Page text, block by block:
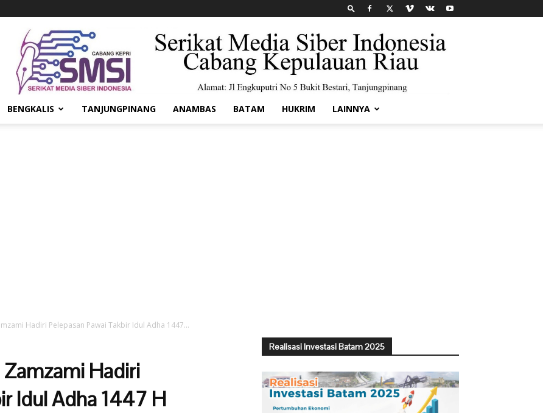
BENGKALIS TANJUNGPINANG ANAMBAS BATAM HUKRIM LAINNYA
Hadiri Pelepasan Pawai Takbir Idul Adha 1447...
Hadiri
Idul Adha 1447 H
Realisasi Investasi Batam 2025